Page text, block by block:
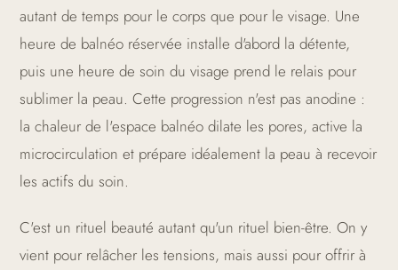
autant de temps pour le corps que pour le visage. Une
heure de balnéo réservée installe d'abord la détente,
puis une heure de soin du visage prend le relais pour
sublimer la peau. Cette progression n'est pas anodine :
la chaleur de l'espace balnéo dilate les pores, active la
microcirculation et prépare idéalement la peau à recevoir
les actifs du soin.
C'est un rituel beauté autant qu'un rituel bien-être. On y
vient pour relâcher les tensions, mais aussi pour offrir à